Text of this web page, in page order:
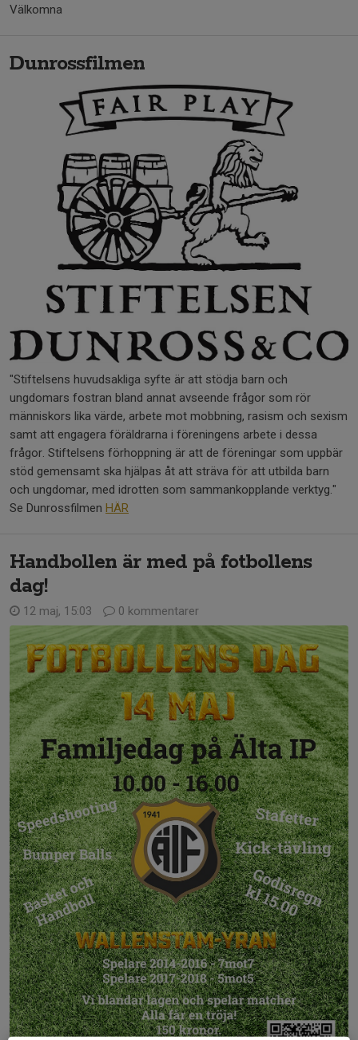
Välkomna
Dunrossfilmen
"Stiftelsens huvudsakliga syfte är att stödja barn och
ungdomars fostran bland annat avseende frågor som rör
människors lika värde, arbete mot mobbning, rasism och sexism
samt att engagera föräldrarna i föreningens arbete i dessa
frågor. Stiftelsens förhoppning är att de föreningar som uppbär
stöd gemensamt ska hjälpas åt att sträva för att utbilda barn
och ungdomar, med idrotten som sammankopplande verktyg."
Se Dunrossfilmen HÄR
Handbollen är med på fotbollens
dag!
12 maj, 15:03 0 kommentarer